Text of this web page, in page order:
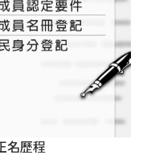
名歷程